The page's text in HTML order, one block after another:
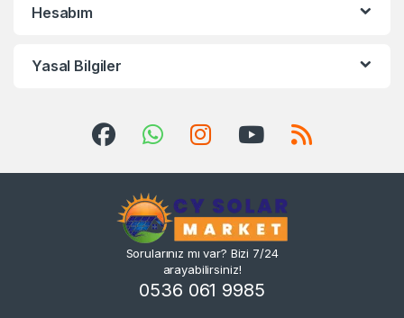
Hesabım
Yasal Bilgiler
Sorularınız mı var? Bizi 7/24
arayabilirsiniz!
0536 061 9985